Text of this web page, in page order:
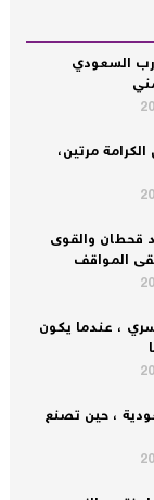
السعودي
مرتين،
والقوى
المواقف
، عندما يكون
، حين تصنع